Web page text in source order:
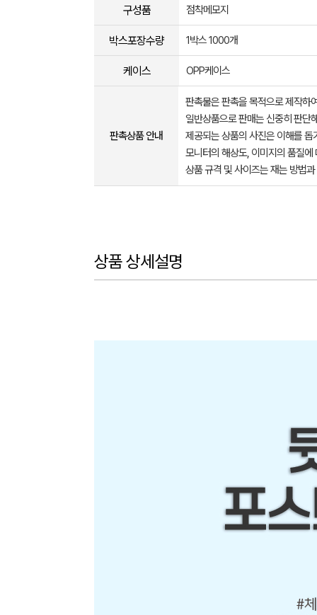
구성품 점착메모지
박스포장수량 1박스 1000개
케이스 OPP케이스
판촉상품 안내
판촉물은 판촉을 목적으로 제작하
일반상품으로 판매는 신중히 판단
제공되는 상품의 사진은 이해를
모니터의 해상도, 이미지의 품질
상품 규격 및 사이즈는 재는 방법
상품 상세설명